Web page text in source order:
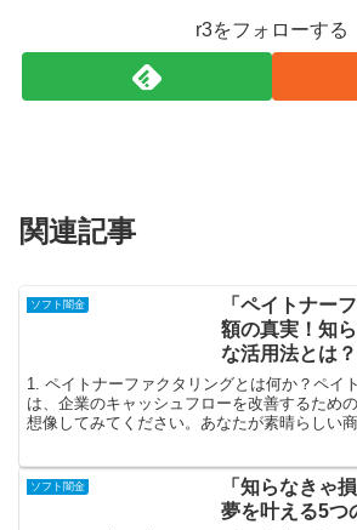
r3をフォローする
関連記事
ソフト闇金
「ペイトナー
額の真実！知
な活用法とは？
1. ペイトナーファクタリングとは何か？ペイ
は、企業のキャッシュフローを改善するため
想像してみてください。あなたが素晴らしい
し、請求書を発行した後、クライアントから
ソフト闇金
「知らなきゃ
夢を叶える5つ